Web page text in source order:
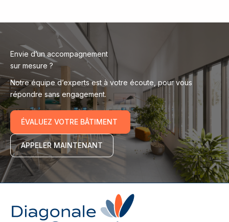
Envie d’un accompagnement
sur mesure ?
Notre équipe d’experts est à votre écoute, pour vous
répondre sans engagement.
ÉVALUEZ VOTRE BÂTIMENT
APPELER MAINTENANT